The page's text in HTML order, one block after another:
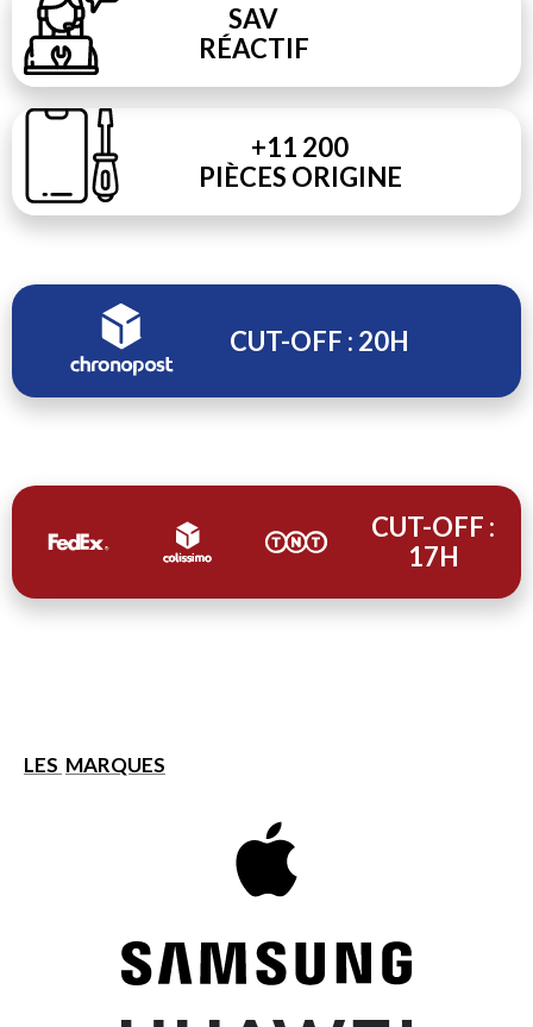
SAV
RÉACTIF
+11 200
PIÈCES ORIGINE
CUT-OFF : 20H
CUT-OFF :
17H
LES MARQUES